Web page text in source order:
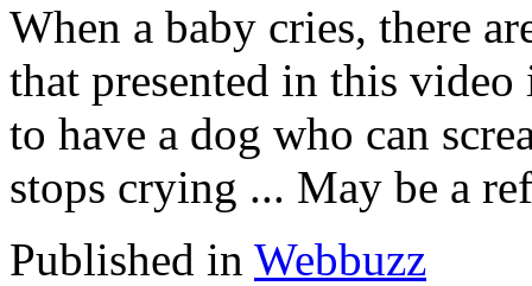
When a baby cries, there
that presented in this
to have a dog who can
stops crying ... May be a
Published in Webbuzz